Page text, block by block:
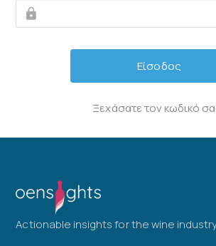
Ξεχάσατε τον κωδικό
Actionable insights for the wine